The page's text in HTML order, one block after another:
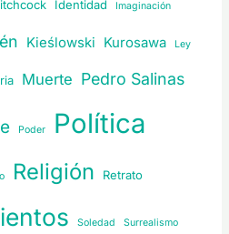
Identidad Imaginación
Kieślowski Kurosawa Ley
Muerte Pedro Salinas
Poder Política
Religión Retrato
Soledad Surrealismo